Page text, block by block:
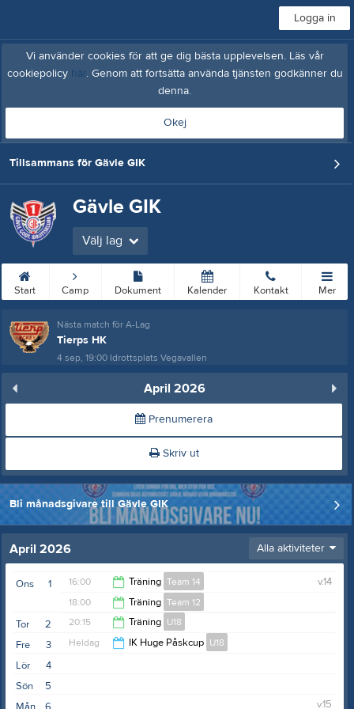
Logga in
Vi använder cookies för att ge dig bästa upplevelsen. Läs vår
cookiepolicy här. Genom att fortsätta använda tjänsten godkänner du
denna.
Okej
Tillsammans för Gävle GIK
Gävle GIK
Välj lag
Start Camp Dokument Kalender Kontakt Mer
Nästa match för A-Lag
Tierps HK
4 sep, 19:00 Idrottsplats Vegavallen
April 2026
Prenumerera
Skriv ut
Bli månadsgivare till Gävle GIK
April 2026 Alla aktiviteter
1
Ons v.14
16:00 Träning Team 14
16:50
18:00 Träning Team 12
21:00
2
Tor 20:15 Träning U18
3
Fre Heldag IK Huge Påskcup U18
4
Lör
5
Sön
v.15